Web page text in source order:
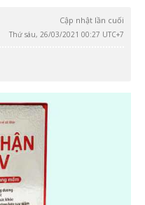
Cập nhật lần cuối
Thứ sáu, 26/03/2021 00:27 UTC+7